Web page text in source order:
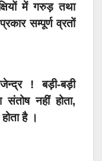
में गरुड़ तथा
सम्पूर्ण व्रतों
! बड़ी-बड़ी
संतोष नहीं होता,
है ।